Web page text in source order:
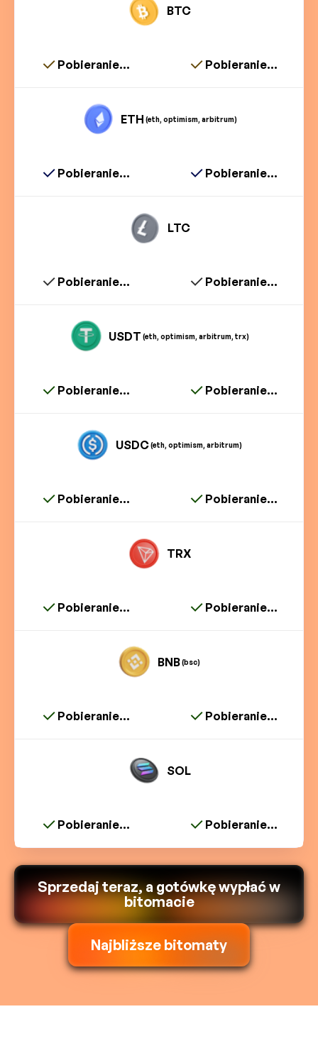
BTC
Pobieranie... Pobieranie...
ETH (eth, optimism, arbitrum)
Pobieranie... Pobieranie...
LTC
Pobieranie... Pobieranie...
USDT (eth, optimism, arbitrum, trx)
Pobieranie... Pobieranie...
USDC(eth, optimism, arbitrum)
Pobieranie... Pobieranie...
TRX
Pobieranie... Pobieranie...
BNB(bsc)
Pobieranie... Pobieranie...
SOL
Pobieranie... Pobieranie...
Sprzedaj teraz, a gotówkę wypłać w
bitomacie
Najbliższe bitomaty